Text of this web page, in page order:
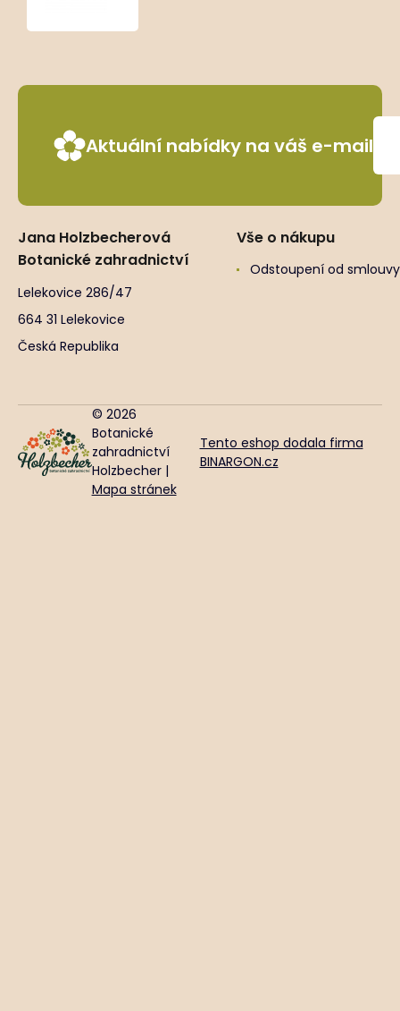
Aktuální nabídky na váš e-mail
Jana Holzbecherová
Botanické zahradnictví
Lelekovice 286/47
664 31 Lelekovice
Česká Republika
Vše o nákupu
Odstoupení od smlouvy
© 2026
Botanické
zahradnictví
Holzbecher |
Mapa stránek
Tento eshop dodala firma
BINARGON.cz